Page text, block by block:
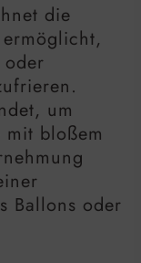
die
oder
um
mit bloßem
Ballons oder